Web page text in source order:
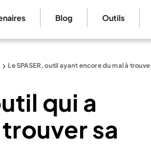
Blog Outils
Le SPASER, outil ayant encore du mal à
qui a
sa